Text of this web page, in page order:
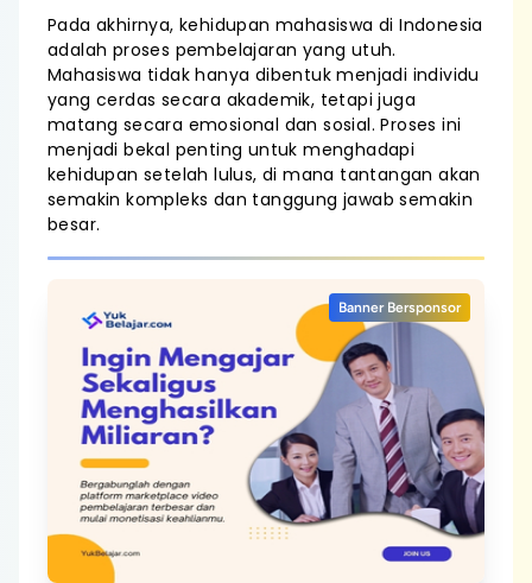
Pada akhirnya, kehidupan mahasiswa di Indonesia
adalah proses pembelajaran yang utuh.
Mahasiswa tidak hanya dibentuk menjadi individu
yang cerdas secara akademik, tetapi juga
matang secara emosional dan sosial. Proses ini
menjadi bekal penting untuk menghadapi
kehidupan setelah lulus, di mana tantangan akan
semakin kompleks dan tanggung jawab semakin
besar.
Banner Bersponsor